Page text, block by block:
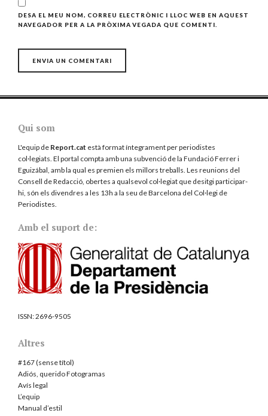
DESA EL MEU NOM, CORREU ELECTRÒNIC I LLOC WEB EN AQUEST
NAVEGADOR PER A LA PRÒXIMA VEGADA QUE COMENTI.
Qui som
L'equip de Report.cat està format íntegrament per periodistes
col·legiats. El portal compta amb una subvenció de la Fundació Ferrer i
Eguizábal, amb la qual es premien els millors treballs. Les reunions del
Consell de Redacció, obertes a qualsevol col·legiat que desitgi participar-
hi, són els divendres a les 13h a la seu de Barcelona del Col·legi de
Periodistes
Amb el suport de:
ISSN:2696-9505
Altres
#167 (sense títol)
Adiós, querido Fotogramas
Avís legal
L’equip
Manual d’estil